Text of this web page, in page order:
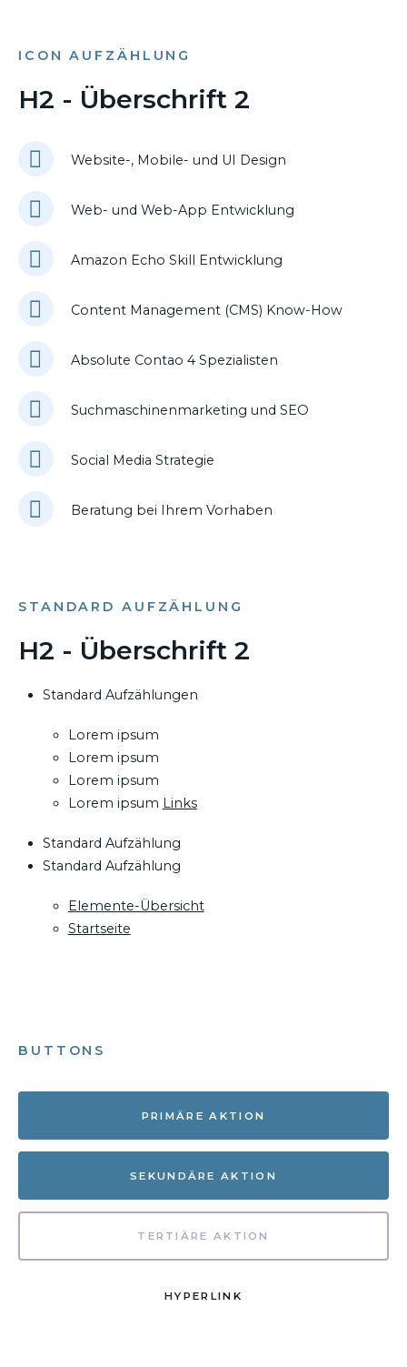
ICON AUFZÄHLUNG
H2 - Überschrift 2
Website-, Mobile- und UI Design
Web- und Web-App Entwicklung
Amazon Echo Skill Entwicklung
Content Management (CMS) Know-How
Absolute Contao 4 Spezialisten
Suchmaschinenmarketing und SEO
Social Media Strategie
Beratung bei Ihrem Vorhaben
STANDARD AUFZÄHLUNG
H2 - Überschrift 2
Standard Aufzählungen
Lorem ipsum
Lorem ipsum
Lorem ipsum
Lorem ipsum Links
Standard Aufzählung
Standard Aufzählung
Elemente-Übersicht
Startseite
BUTTONS
PRIMÄRE AKTION
SEKUNDÄRE AKTION
TERTIÄRE AKTION
HYPERLINK